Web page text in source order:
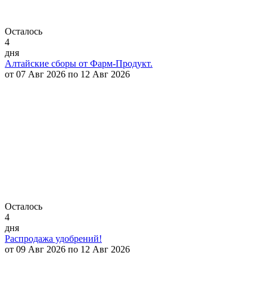
Осталось
4
дня
Алтайские сборы от Фарм-Продукт.
от 07 Авг 2026 по 12 Авг 2026
Осталось
4
дня
Распродажа удобрений!
от 09 Авг 2026 по 12 Авг 2026